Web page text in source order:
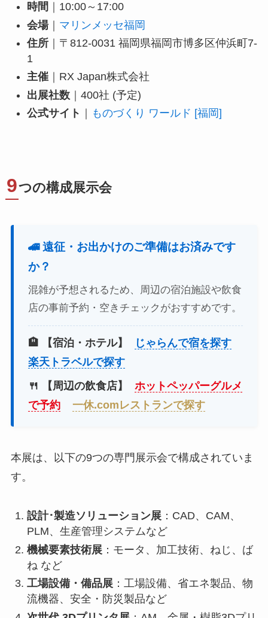
時間 ｜10:00～17:00
会場｜ マリンメッセ福岡
住所｜〒812-0031 福岡県福岡市博多区仲浜町7-
1
主催｜RX Japan株式会社
出展社数｜400社 (予定)
公式サイト
ものづくり ワールド [福岡]
9つの構成展示会
🚄 遠征・お出かけのご準備はお済みです
か？
混雑が予想されるため、周辺の宿泊施設や飲食
店の事前予約・空きチェックがおすすめです。
🏨 【宿泊・ホテル】
じゃらんで宿を探す
楽天トラベルで探す
🍴 【周辺の飲食店】
ホットペッパーグルメ
で予約
一休.comレストランで探す
本展は、以下の9つの専門展示会で構成されていま
す。
設計･製造ソリューション展：CAD、CAM、
PLM、生産管理システムなど
機械要素技術展：モータ、加工技術、ねじ、ば
ね など
工場設備・備品展：工場設備、省エネ製品、物
流機器、安全・防災製品など